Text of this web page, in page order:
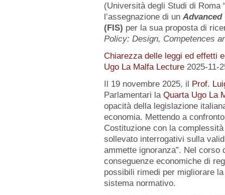
(Università degli Studi di Roma
l’assegnazione di un Advanced
(FIS) per la sua proposta di
Policy: Design, Competences
Chiarezza delle leggi ed effetti
Ugo La Malfa Lecture 2025-11-
Il 19 novembre 2025, il Prof.
Parlamentari la Quarta Ugo La
opacità della legislazione
economia. Mettendo a
Costituzione con la
sollevato interrogativi sulla
ammette ignoranza”. Nel corso
conseguenze economiche di
possibili rimedi per migliorare
sistema normativo.